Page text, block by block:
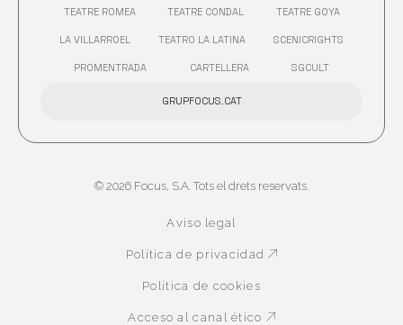
TEATRE ROMEAABRE EN NUEVA VENTANA
TEATRE CONDAL ABRE EN NUEVA VENTANA
TEATRE GOYAABRE EN
LA VILLARROEL ABRE EN NUEVA VENTANA
TEATRO LA LATINA ABRE EN NUEVA VENTANA
SCENICRIGHTS
PROMENTRADA ABRE EN NUEVA VENTANA
CARTELLERAABRE EN NUEVA VENTANA
SGCULT
GRUPFOCUS.CAT
© 2026 Focus, S.A. Tots el drets reservats.
Aviso legal
Política de privacidad
Política de cookies
Acceso al canal ético